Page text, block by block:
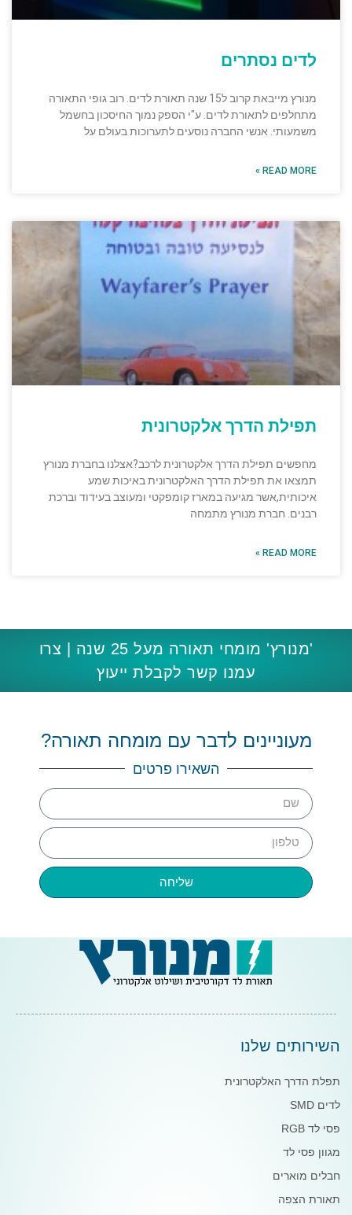
לדים נסתרים
מנורץ מייבאת קרוב ל15 שנה תאורת לדים. רוב גופי התאורה
מתחלפים לתאורת לדים. ע"י הספק נמוך החיסכון בחשמל
משמעותי. אנשי החברה נוסעים לתערוכות בעולם על
READ MORE »
תפילת הדרך אלקטרונית
מחפשים תפילת הדרך אלקטרונית לרכב?אצלנו בחברת מנורץ
תמצאו את תפילת הדרך האלקטרונית באיכות שמע
איכותית,אשר מגיעה במארז קומפקטי ומעוצב בעידוד וברכת
רבנים. חברת מנורץ מתמחה
READ MORE »
'מנורץ' מומחי תאורה מעל 25 שנה | צרו
עמנו קשר לקבלת ייעוץ
מעוניינים לדבר עם מומחה תאורה?
השאירו פרטים
שליחה
השירותים שלנו
תפלת הדרך האלקטרונית
לדים SMD
פסי לד RGB
מגוון פסי לד
חבלים מוארים
תאורת הצפה